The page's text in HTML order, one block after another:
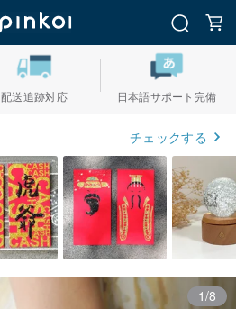
配送追跡対応 日本語サポート完備
チェックする
1/8